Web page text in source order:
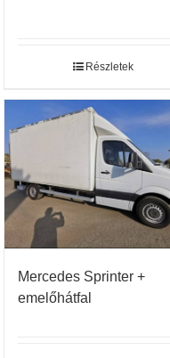
Részletek
Mercedes Sprinter +
emelőhátfal